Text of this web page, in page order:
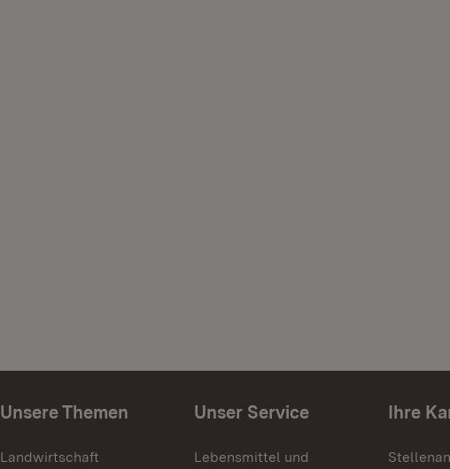
Unsere Themen
Landwirtschaft
Unser Service
Lebensmittel und
Ihre